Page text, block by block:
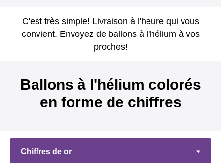
C'est très simple! Livraison à l'heure qui vous
convient. Envoyez de ballons à l'hélium à vos
proches!
Ballons à l'hélium colorés
en forme de chiffres